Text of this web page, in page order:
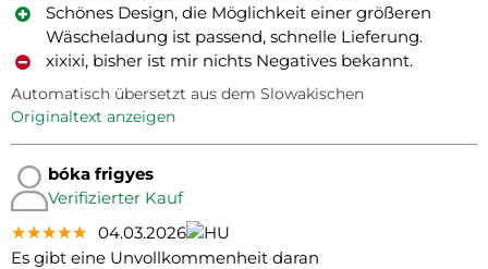
Schönes Design, die Möglichkeit einer größeren
Wäscheladung ist passend, schnelle Lieferung.
xixixi, bisher ist mir nichts Negatives bekannt.
Automatisch übersetzt aus dem Slowakischen
Originaltext anzeigen
bóka frigyes
Verifizierter Kauf
★★★★★
★★★★★
★★★★★ 04.03.2026
Es gibt eine Unvollkommenheit daran